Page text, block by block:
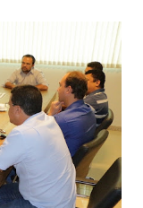
também nota
Ele não
e por isso foi
Walter Soares.
preso alegou ter
de Três
valor de R$ 600